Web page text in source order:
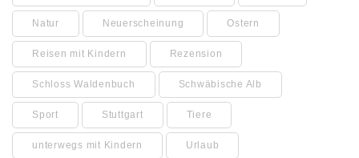
Natur Neuerscheinung Ostern
Reisen mit Kindern Rezension
Schloss Waldenbuch Schwäbische Alb
Sport Stuttgart Tiere
unterwegs mit Kindern Urlaub